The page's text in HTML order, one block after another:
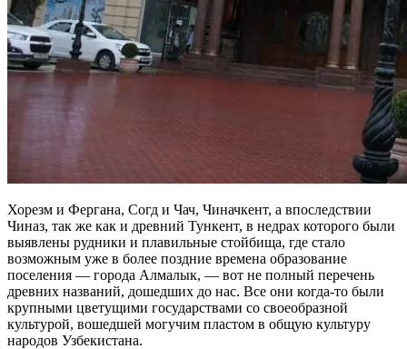
Хорезм и Фергана, Согд и Чач, Чиначкент, а впоследствии
Чиназ, так же как и древний Тункент, в недрах которого были
выявлены рудники и плавильные стойбища, где стало
возможным уже в более поздние времена образование
поселения — города Алмалык, — вот не полный перечень
древних названий, дошедших до нас. Все они когда-то были
крупными цветущими государствами со своеобразной
культурой, вошедшей могучим пластом в общую культуру
народов Узбекистана.